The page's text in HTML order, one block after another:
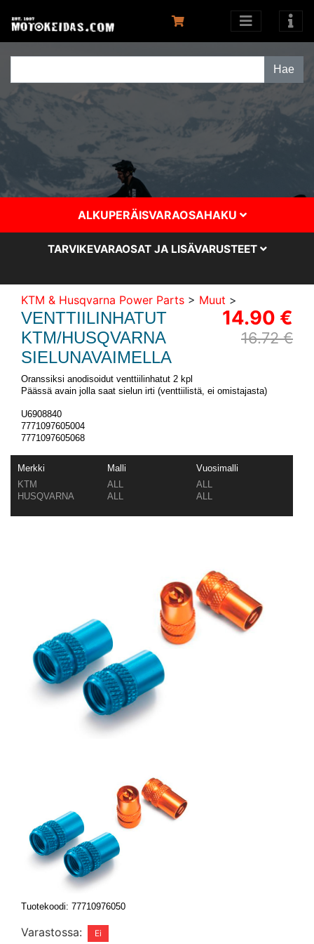
ALKUPERÄISVARAOSAHAKU
TARVIKEVARAOSAT JA LISÄVARUSTEET
KTM & Husqvarna Power Parts > Muut >
14.90 €
16.72 €
VENTTIILINHATUT
KTM/HUSQVARNA
SIELUNAVAIMELLA
Oranssiksi anodisoidut venttiilinhatut 2 kpl
Päässä avain jolla saat sielun irti (venttiilistä, ei omistajasta)
U6908840
7771097605004
7771097605068
Merkki Malli
Vuosimalli
KTM
ALL
ALL
HUSQVARNA
ALL ALL
Tuotekoodi: 77710976050
Varastossa: